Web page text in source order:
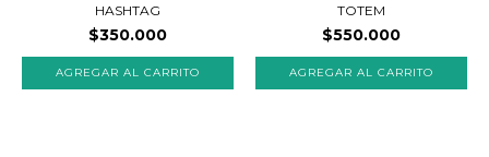
HASHTAG
$350.000
TOTEM
$550.000